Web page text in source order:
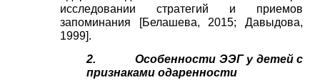
исследовании стратегий и приемов
запоминания
[Белашева, 2015;Давыдова,
1999].
2.
Особенности ЭЭГ у детей с
признаками одаренности